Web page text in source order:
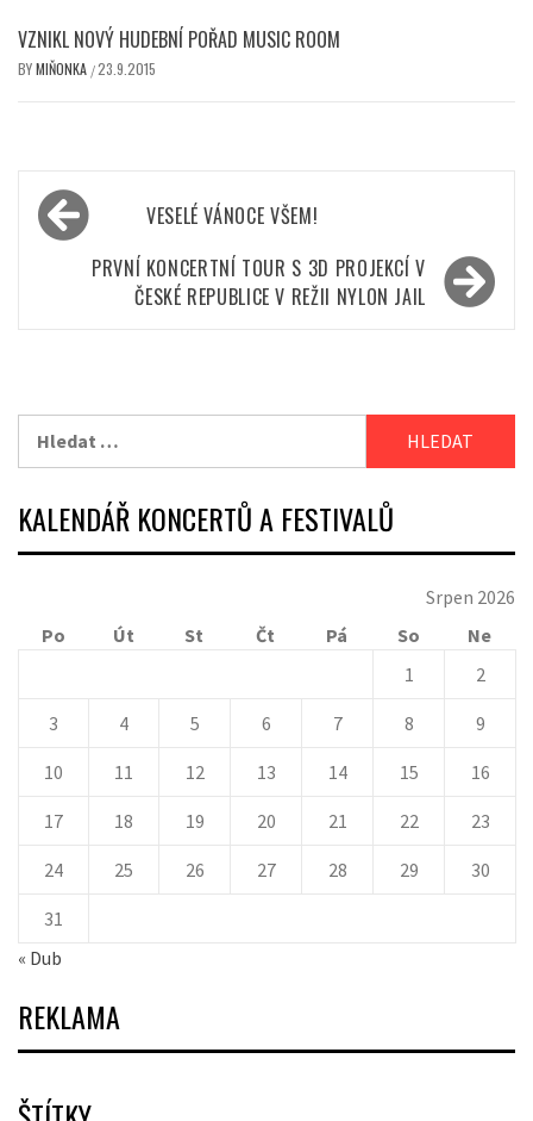
VZNIKL NOVÝ HUDEBNÍ POŘAD MUSIC ROOM
BYMIŇONKA /23.9.2015
Navigace
pro
příspěvek
VESELÉ VÁNOCE VŠEM!
PRVNÍ KONCERTNÍ TOUR S 3D PROJEKCÍ V
ČESKÉ REPUBLICE V REŽII NYLON JAIL
KALENDÁŘ KONCERTŮ A FESTIVALŮ
Srpen 2026
Po
Út St Čt Pá So
Ne
1
2
3 4 5 6 7 8 9
10 11 12 13 14 15 16
17 18 19 20 21 22 23
24 25 26 27 28 29 30
31
« Dub
REKLAMA